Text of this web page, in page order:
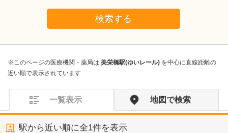
検索する
※このページの医療機関・薬局は 美栄橋駅(ゆいレール) を中心に直線距離の
近い順で表示されています
一覧表示 地図で検索
駅から近い順に全1件を表示